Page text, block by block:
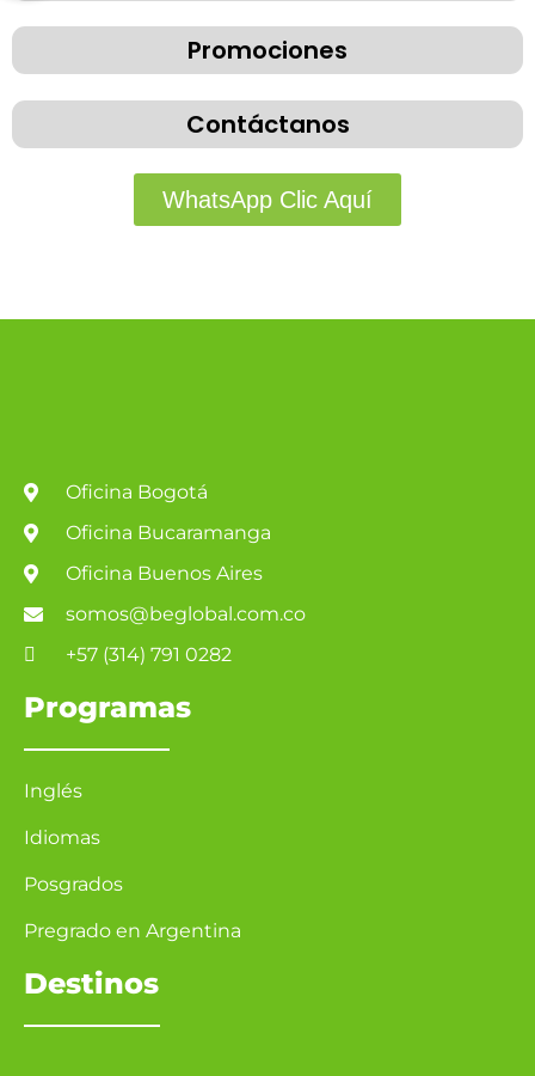
Promociones
Contáctanos
WhatsApp Clic Aquí
Oficina Bogotá
Oficina Bucaramanga
Oficina Buenos Aires
somos@beglobal.com.co
+57 (314) 791 0282
Programas
Inglés
Idiomas
Posgrados
Pregrado en Argentina
Destinos